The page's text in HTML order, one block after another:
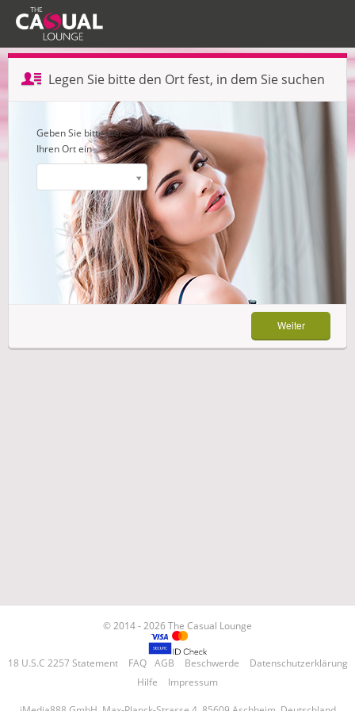
Profil erstellen — Schritt 1 von 3
Legen Sie bitte den Ort fest, in dem Sie suchen
Weiter
Geben Sie bitte hier
Ihren Ort ein
Weiter
© 2014 - 2026 The Casual Lounge
18 U.S.C 2257 Statement FAQ AGB Beschwerde
Datenschutzerklärung
Hilfe
Impressum